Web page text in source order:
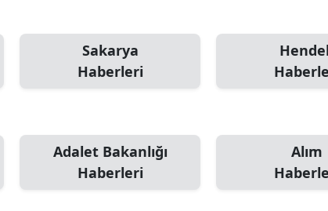
Sakarya
Haberleri
Adalet Bakanlığı
Haberleri
Alım